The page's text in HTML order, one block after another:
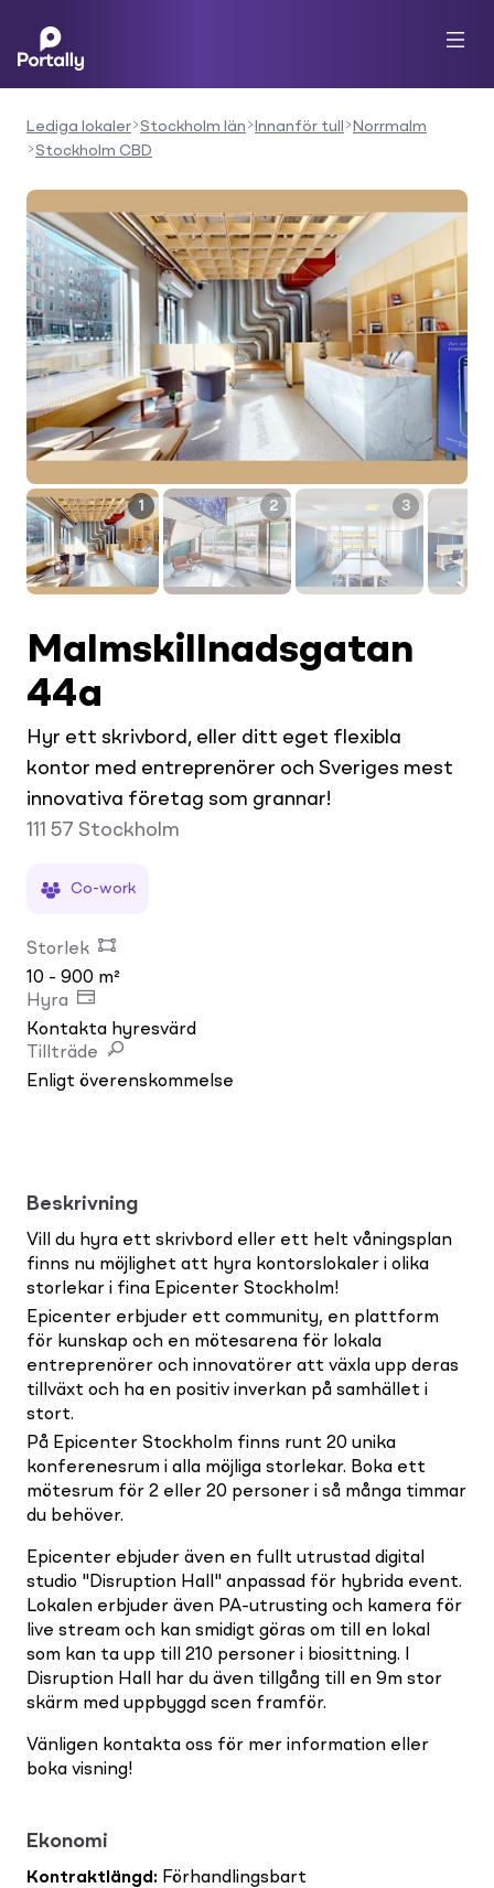
Lediga lokaler Stockholm län Innanför tull
Norrmalm
Stockholm CBD
1 2 3
Malmskillnadsgatan
44a
Hyr ett skrivbord, eller ditt eget flexibla
kontor med entreprenörer och Sveriges mest
innovativa företag som grannar!
111 57 Stockholm
Co-work
Storlek
10 - 900 m²
Hyra
Kontakta hyresvärd
Tillträde
Enligt överenskommelse
Beskrivning
Vill du hyra ett skrivbord eller ett helt våningsplan
finns nu möjlighet att hyra kontorslokaler i olika
storlekar i fina Epicenter Stockholm!
Epicenter erbjuder ett community, en plattform
för kunskap och en mötesarena för lokala
entreprenörer och innovatörer att växla upp deras
tillväxt och ha en positiv inverkan på samhället i
stort.
På Epicenter Stockholm finns runt 20 unika
konferenesrum i alla möjliga storlekar. Boka ett
mötesrum för 2 eller 20 personer i så många timmar
du behöver.
Epicenter ebjuder även en fullt utrustad digital
studio "Disruption Hall" anpassad för hybrida event.
Lokalen erbjuder även PA-utrusting och kamera för
live stream och kan smidigt göras om till en lokal
som kan ta upp till 210 personer i biosittning. I
Disruption Hall har du även tillgång till en 9m stor
skärm med uppbyggd scen framför.
Vänligen kontakta oss för mer information eller
boka visning!
Ekonomi
Kontraktlängd : Förhandlingsbart